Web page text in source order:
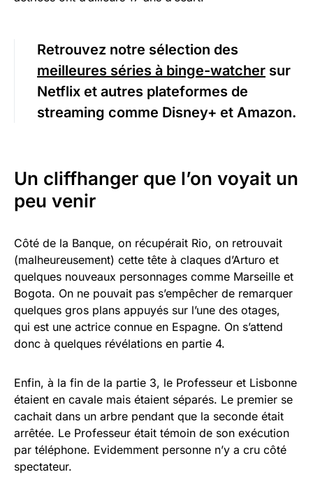
Retrouvez notre sélection des
meilleures séries à binge-watcher sur
Netflix et autres plateformes de
streaming comme Disney+ et Amazon.
Un cliffhanger que l’on voyait un
peu venir
Côté de la Banque, on récupérait Rio, on retrouvait
(malheureusement) cette tête à claques d’Arturo et
quelques nouveaux personnages comme Marseille et
Bogota. On ne pouvait pas s’empêcher de remarquer
quelques gros plans appuyés sur l’une des otages,
qui est une actrice connue en Espagne. On s’attend
donc à quelques révélations en partie 4.
Enfin, à la fin de la partie 3, le Professeur et Lisbonne
étaient en cavale mais étaient séparés. Le premier se
cachait dans un arbre pendant que la seconde était
arrêtée. Le Professeur était témoin de son exécution
par téléphone. Evidemment personne n’y a cru côté
spectateur.